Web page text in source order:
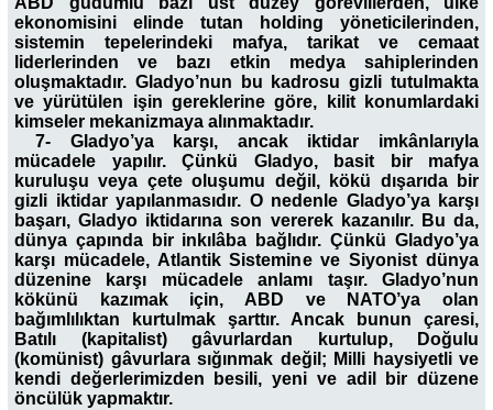
ekonomisini elinde tutan holding yöneticilerinden,
sistemin tepelerindeki mafya, tarikat ve cemaat
liderlerinden ve bazı etkin medya sahiplerinden
oluşmaktadır. Gladyo’nun bu kadrosu gizli tutulmakta
ve yürütülen işin gereklerine göre, kilit konumlardaki
kimseler mekanizmaya alınmaktadır.
7- Gladyo’ya karşı, ancak iktidar imkânlarıyla
mücadele yapılır. Çünkü Gladyo, basit bir mafya
kuruluşu veya çete oluşumu değil, kökü dışarıda bir
gizli iktidar yapılanmasıdır. O nedenle Gladyo’ya karşı
başarı, Gladyo iktidarına son vererek kazanılır. Bu da,
dünya çapında bir inkılâba bağlıdır. Çünkü Gladyo’ya
karşı mücadele, Atlantik Sistemine ve Siyonist dünya
düzenine karşı mücadele anlamı taşır. Gladyo’nun
kökünü kazımak için, ABD ve NATO’ya olan
bağımlılıktan kurtulmak şarttır. Ancak bunun çaresi,
Batılı (kapitalist) gâvurlardan kurtulup, Doğulu
(komünist) gâvurlara sığınmak değil; Milli haysiyetli ve
kendi değerlerimizden besili, yeni ve adil bir düzene
öncülük yapmaktır.